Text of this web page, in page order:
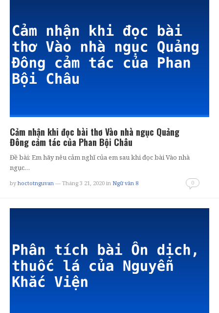
Cảm nhận khi đọc bài thơ Vào nhà ngục Quảng
Đông cảm tác của Phan Bội Châu
Đề bài: Em hãy nêu cảm nghĩ của em sau khi đọc bài Vào nhà
ngục…
by hoctotnguvan — Tháng 3 21, 2020 in Ngữ văn 8 0